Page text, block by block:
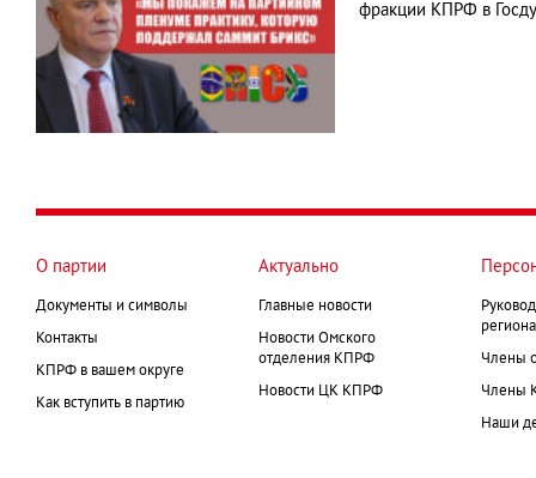
фракции КПРФ в
О партии
Документы и символы
Контакты
КПРФ в вашем округе
Как вступить в партию
Актуально
Главные новости
Новости Омского
отделения КПРФ
Новости ЦК КПРФ
Члены
Члены
Наши